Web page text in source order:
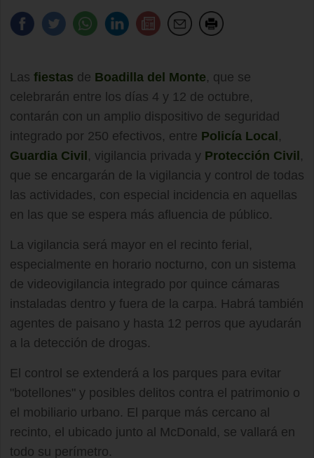
Las fiestas de Boadilla del Monte, que se
celebrarán entre los días 4 y 12 de octubre,
contarán con un amplio dispositivo de seguridad
integrado por 250 efectivos, entre Policía Local ,
Guardia Civil , vigilancia privada y Protección Civil ,
que se encargarán de la vigilancia y control de todas
las actividades, con especial incidencia en aquellas
en las que se espera más afluencia de público.
La vigilancia será mayor en el recinto ferial,
especialmente en horario nocturno, con un sistema
de videovigilancia integrado por quince cámaras
instaladas dentro y fuera de la carpa. Habrá también
agentes de paisano y hasta 12 perros que ayudarán
a la detección de drogas.
El control se extenderá a los parques para evitar
"botellones" y posibles delitos contra el patrimonio o
el mobiliario urbano. El parque más cercano al
recinto, el ubicado junto al McDonald, se vallará en
todo su perímetro.